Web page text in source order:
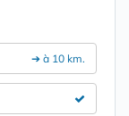
➔ à 10 km.